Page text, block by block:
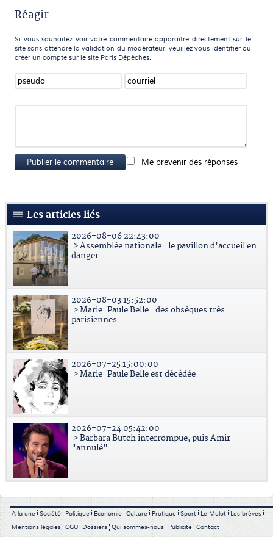
Réagir
Si vous souhaitez voir votre commentaire apparaître directement sur le
site sans attendre la validation du modérateur, veuillez vous identifier ou
créer un compte sur le site Paris Dépêches.
Publier le commentaire Me prevenir des réponses
Les articles liés
2026-08-06 22:43:00
> Assemblée nationale : le pavillon d'accueil en
danger
2026-08-03 15:52:00
> Marie-Paule Belle : des obsèques très
parisiennes
2026-07-25 15:00:00
> Marie-Paule Belle est décédée
2026-07-24 05:42:00
> Barbara Butch interrompue, puis Amir
"annulé"
A la une Société Politique Economie Culture Pratique Sport Le Mulot
Les brèves
Mentions légales CGU Dossiers Qui sommes-nous Publicité Contact